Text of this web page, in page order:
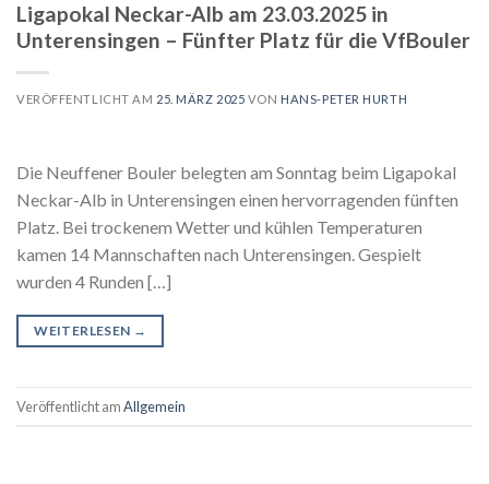
Ligapokal Neckar-Alb am 23.03.2025 in
Unterensingen – Fünfter Platz für die VfBouler
VERÖFFENTLICHT AM 25. MÄRZ 2025 VON HANS-PETER HURTH
Die Neuffener Bouler belegten am Sonntag beim Ligapokal
Neckar-Alb in Unterensingen einen hervorragenden fünften
Platz. Bei trockenem Wetter und kühlen Temperaturen
kamen 14 Mannschaften nach Unterensingen. Gespielt
wurden 4 Runden […]
WEITERLESEN →
Veröffentlicht amAllgemein